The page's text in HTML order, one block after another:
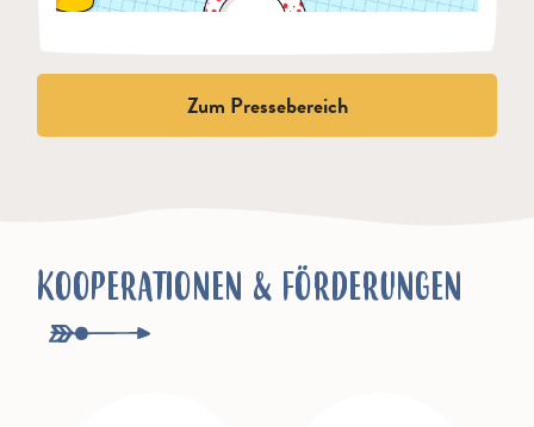
Zum Pressebereich
KOOPERATIONEN & FÖRDERUNGEN